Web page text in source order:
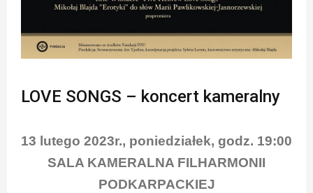
LOVE SONGS – koncert kameralny
13 lutego 2023r., poniedziałek, godz. 19:00
SALA KAMERALNA FILHARMONII
PODKARPACKIEJ